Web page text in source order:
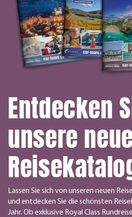
Entdecken
unsere
Lassen Sie sich von unseren neuen
und entdecken Sie die schönsten
Jahr. Ob exklusive Royal Class